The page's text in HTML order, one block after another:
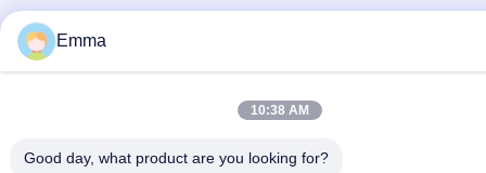
Emma
10:38 AM
Good day, what product are you looking for?